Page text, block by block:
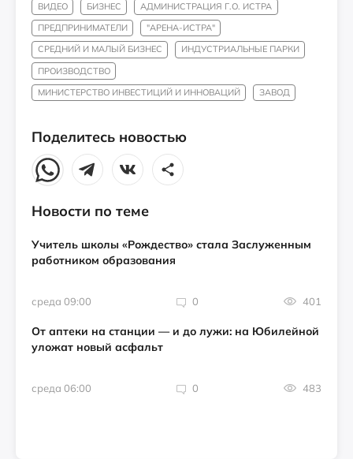
ВИДЕО БИЗНЕС
АДМИНИСТРАЦИЯ Г.О. ИСТРА
ПРЕДПРИНИМАТЕЛИ
"АРЕНА-ИСТРА"
СРЕДНИЙ И МАЛЫЙ БИЗНЕС
ИНДУСТРИАЛЬНЫЕ ПАРКИ
ПРОИЗВОДСТВО
МИНИСТЕРСТВО ИНВЕСТИЦИЙ И ИННОВАЦИЙ
ЗАВОД
Поделитесь новостью
Новости по теме
Учитель школы «Рождество» стала Заслуженным
работником образования
среда 09:00 0 401
От аптеки на станции — и до лужи: на Юбилейной
уложат новый асфальт
среда 06:00 0 483